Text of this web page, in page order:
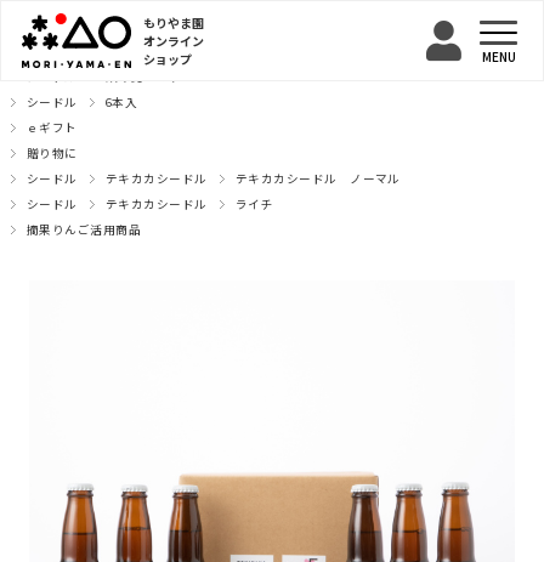
もりやま園
オンライン
ショップ
TOP
シードル
6本入
ｅギフト
贈り物に
シードル
テキカカシードル
テキカカシードル ノーマル
シードル
テキカカシードル
ライチ
摘果りんご活用商品